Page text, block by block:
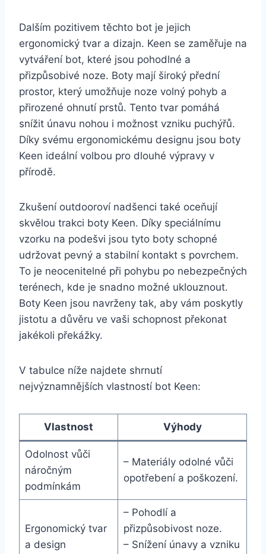
Dalším pozitivem⁤ těchto bot je jejich
ergonomický​ tvar a‍ dizajn. Keen se zaměřuje‍ na
vytváření bot, které​ jsou ​pohodlné a
přizpůsobivé noze. Boty mají široký přední
prostor, který ‌umožňuje noze volný pohyb ​a
‌přirozené ohnutí prstů. Tento ⁣tvar pomáhá
snížit‌ únavu nohou i možnost vzniku puchýřů.⁢
Díky ⁢svému ergonomickému designu jsou‍ boty
⁣Keen ideální volbou pro dlouhé výpravy v
přírodě.
Zkušení⁤ outdooroví nadšenci také oceňují
skvělou trakci boty Keen. Díky speciálnímu
vzorku‍ na​ podešvi jsou ​tyto boty schopné
udržovat pevný a ​stabilní kontakt s povrchem.​
To je neocenitelné při pohybu ‌po⁤ nebezpečných
terénech,‍ kde je snadno možné uklouznout.
Boty Keen jsou ‍navrženy ⁤tak, aby‍ vám poskytly
jistotu ‍a ‌důvěru ve⁣ vaši schopnost překonat
jakékoli‍ překážky.
V tabulce níže⁤ najdete shrnutí
nejvýznamnějších vlastností bot Keen:
Vlastnost Výhody
Odolnost ‍vůči
náročným
podmínkám
– ‌Materiály​ odolné ⁣vůči
opotřebení a‌ poškození.
Ergonomický tvar ​
a ​design
– Pohodlí a
přizpůsobivost noze.
– ‍Snížení únavy a⁤ vzniku